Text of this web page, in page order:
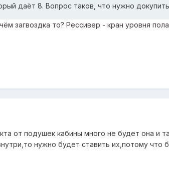
даёт 8. Вопрос таков, что нужно
загвоздка то? Рессивер - кран уровня
от подушек кабины много не будет она и
нужно будет ставить их,потому что